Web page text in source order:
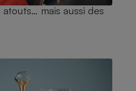
mais aussi des